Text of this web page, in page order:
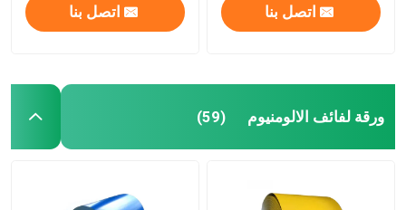
اتصل بنا اتصل بنا
ورقة لفائف الالومنيوم (59)